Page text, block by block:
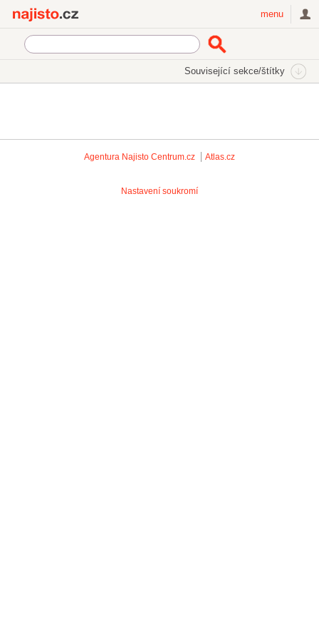
menu
Související sekce/štítky
Agentura Najisto Centrum.cz Atlas.cz
Nastavení soukromí